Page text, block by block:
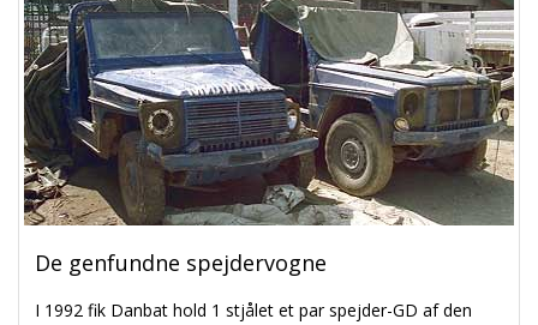
De genfundne spejdervogne
I 1992 fik Danbat hold 1 stjålet et par spejder-GD af den